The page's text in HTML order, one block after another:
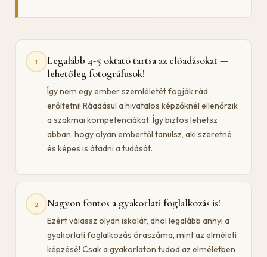
1
Legalább 4-5 oktató tartsa az előadásokat —
lehetőleg fotográfusok!
Így nem egy ember szemléletét fogják rád
erőltetni! Ráadásul a hivatalos képzőknél ellenőrzik
a szakmai kompetenciákat. Így biztos lehetsz
abban, hogy olyan embertől tanulsz, aki szeretné
és képes is átadni a tudását.
2 Nagyon fontos a gyakorlati foglalkozás is!
Ezért válassz olyan iskolát, ahol legalább annyi a
gyakorlati foglalkozás óraszáma, mint az elméleti
képzésé! Csak a gyakorlaton tudod az elméletben